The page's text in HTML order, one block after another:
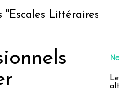
Littéraires", la